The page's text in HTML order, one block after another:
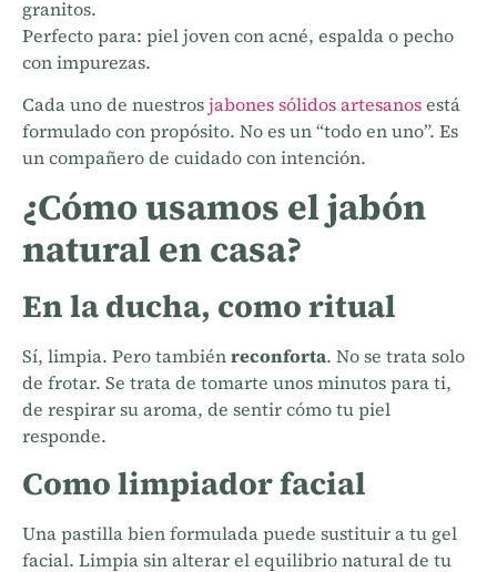
granitos.
Perfecto para: piel joven con acné, espalda o pecho
con impurezas.
Cada uno de nuestrosjabones sólidos artesanosestá
formulado con propósito. No es un “todo en uno”. Es
un compañero de cuidado con intención.
¿Cómo usamos el jabón
natural en casa?
En la ducha, como ritual
Sí, limpia. Pero tambiénreconforta. No se trata solo
de frotar. Se trata de tomarte unos minutos para ti,
de respirar su aroma, de sentir cómo tu piel
responde.
Como limpiador facial
Una pastilla bien formulada puede sustituir a tu gel
facial. Limpia sin alterar el equilibrio natural de tu